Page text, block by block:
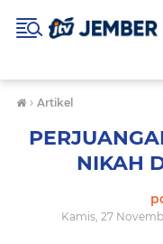
› Artikel
NIKAH
Kamis, 27